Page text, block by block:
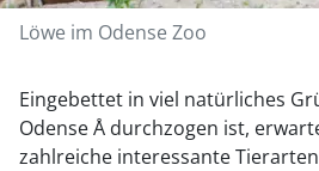
Löwe im Odense Zoo
Eingebettet in viel natürliches
Odense Å durchzogen ist,
zahlreiche interessante